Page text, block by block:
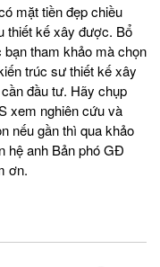
mặt tiền đẹp chiều
thiết kế xây được. Bổ
tham khảo mà chọn
trúc sư thiết kế xây
đầu tư. Hãy chụp
xem nghiên cứu và
nếu gần thì qua khảo
hệ anh Bản phó GĐ
ơn.